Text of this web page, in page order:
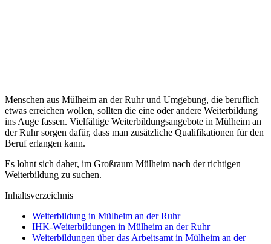
Menschen aus Mülheim an der Ruhr und Umgebung, die beruflich
etwas erreichen wollen, sollten die eine oder andere Weiterbildung
ins Auge fassen. Vielfältige Weiterbildungsangebote in Mülheim an
der Ruhr sorgen dafür, dass man zusätzliche Qualifikationen für den
Beruf erlangen kann.
Es lohnt sich daher, im Großraum Mülheim nach der richtigen
Weiterbildung zu suchen.
Inhaltsverzeichnis
Weiterbildung in Mülheim an der Ruhr
IHK-Weiterbildungen in Mülheim an der Ruhr
Weiterbildungen über das Arbeitsamt in Mülheim an der